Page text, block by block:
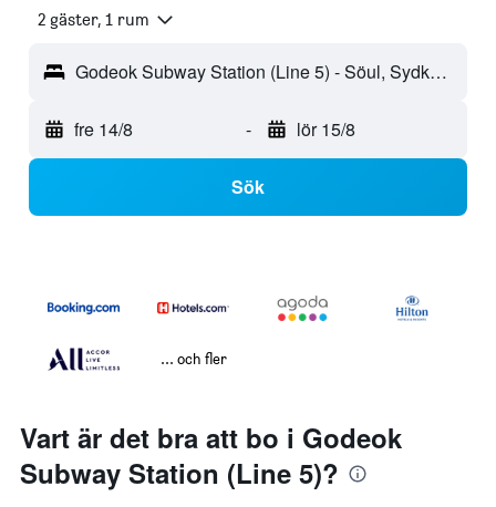
2 gäster, 1 rum
Godeok Subway Station (Line 5) - Söul, Sydkorea
fre 14/8 - lör 15/8
Sök
... och fler
Vart är det bra att bo i Godeok
Subway Station (Line 5)?